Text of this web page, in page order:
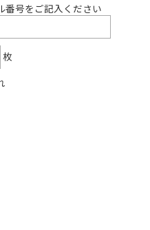
番号をご記入ください
枚